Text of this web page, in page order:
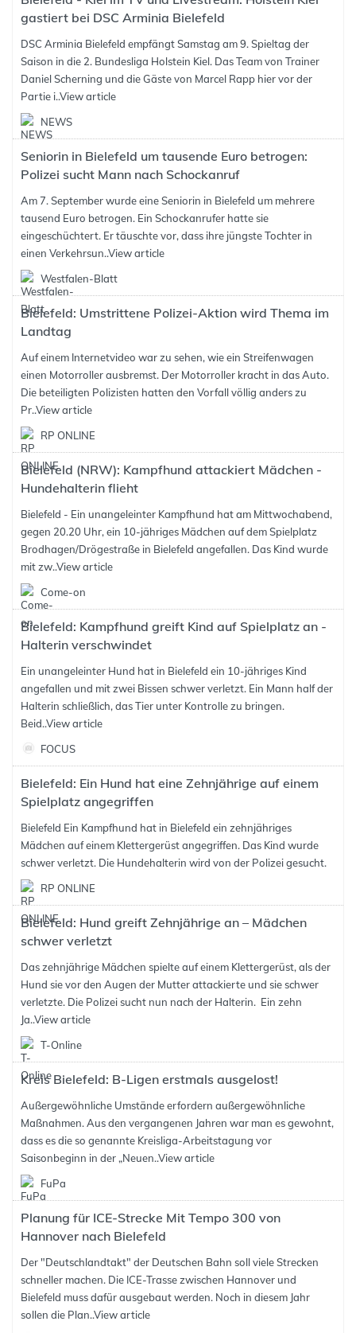
gastiert bei DSC Arminia Bielefeld
DSC Arminia Bielefeld empfängt Samstag am 9. Spieltag der
Saison in die 2. Bundesliga Holstein Kiel. Das Team von Trainer
Daniel Scherning und die Gäste von Marcel Rapp hier vor der
Partie i..View article
NEWS
Seniorin in Bielefeld um tausende Euro betrogen:
Polizei sucht Mann nach Schockanruf
Am 7. September wurde eine Seniorin in Bielefeld um mehrere
tausend Euro betrogen. Ein Schockanrufer hatte sie
eingeschüchtert. Er täuschte vor, dass ihre jüngste Tochter in
einen Verkehrsun..View article
Westfalen-Blatt
Bielefeld: Umstrittene Polizei-Aktion wird Thema im
Landtag
Auf einem Internetvideo war zu sehen, wie ein Streifenwagen
einen Motorroller ausbremst. Der Motorroller kracht in das Auto.
Die beteiligten Polizisten hatten den Vorfall völlig anders zu
Pr..View article
RP ONLINE
Bielefeld (NRW): Kampfhund attackiert Mädchen -
Hundehalterin flieht
Bielefeld - Ein unangeleinter Kampfhund hat am Mittwochabend,
gegen 20.20 Uhr, ein 10-jähriges Mädchen auf dem Spielplatz
Brodhagen/Drögestraße in Bielefeld angefallen. Das Kind wurde
mit zw..View article
Come-on
Bielefeld: Kampfhund greift Kind auf Spielplatz an -
Halterin verschwindet
Ein unangeleinter Hund hat in Bielefeld ein 10-jähriges Kind
angefallen und mit zwei Bissen schwer verletzt. Ein Mann half der
Halterin schließlich, das Tier unter Kontrolle zu bringen.
Beid..View article
FOCUS
Bielefeld: Ein Hund hat eine Zehnjährige auf einem
Spielplatz angegriffen
Bielefeld Ein Kampfhund hat in Bielefeld ein zehnjähriges
Mädchen auf einem Klettergerüst angegriffen. Das Kind wurde
schwer verletzt. Die Hundehalterin wird von der Polizei gesucht.
RP ONLINE
Bielefeld: Hund greift Zehnjährige an – Mädchen
schwer verletzt
Das zehnjährige Mädchen spielte auf einem Klettergerüst, als der
Hund sie vor den Augen der Mutter attackierte und sie schwer
verletzte. Die Polizei sucht nun nach der Halterin. Ein zehn
Ja..View article
T-Online
Kreis Bielefeld: B-Ligen erstmals ausgelost!
Außergewöhnliche Umstände erfordern außergewöhnliche
Maßnahmen. Aus den vergangenen Jahren war man es gewohnt,
dass es die so genannte Kreisliga-Arbeitstagung vor
Saisonbeginn in der „Neuen..View article
FuPa
Planung für ICE-Strecke Mit Tempo 300 von
Hannover nach Bielefeld
Der "Deutschlandtakt" der Deutschen Bahn soll viele Strecken
schneller machen. Die ICE-Trasse zwischen Hannover und
Bielefeld muss dafür ausgebaut werden. Noch in diesem Jahr
sollen die Plan..View article